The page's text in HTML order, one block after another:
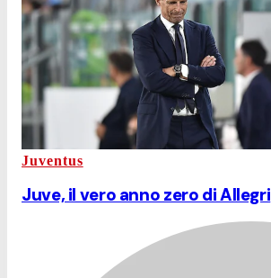
Juventus
Juve, il vero anno zero di Allegri